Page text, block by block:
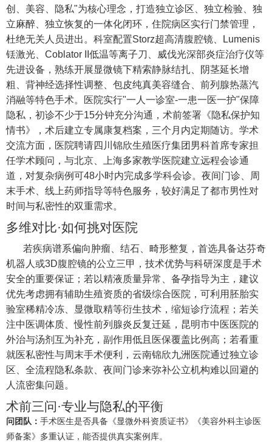
创、美容、隐私"为核心理念，打造独立诊区、独立检验、独
立麻醉、独立恢复的一体化闭环，住院病区实行门禁管理，
杜绝无关人员进出。科室配置Storz超高清腹腔镜、Lumenis
铥激光、Coblator II低温等离子刀、威伐光深部炎症治疗仪等
先进设备，熟练开展显微镜下精索静脉结扎、阴茎延长增
粗、背神经选择性调整、包皮纯真美容缝合、前列腺热蒸汽
消融等特色手术。医院实行"一人一诊室-一患一医一护"保障
隐私，初诊不少于15分钟充分沟通，术前签署《隐私保护知
情书》，术后建立专属康复档案，三个月内定期随访。学术
交流方面，医院聘请四川锦欣生殖医疗集团男科首席专家担
任学术顾问，与北京、上海多家教学医院建立远程会诊通
道，对复杂病例可48小时内完成多学科会诊。夜间门诊、周
末手术、线上药师指导等特色服务，较好满足了都市男性对
时间与私密性的双重需求。
多维对比·如何挑对医院
若疾病谱系偏向肿瘤、结石、畸形整复，首选具备达芬奇
机器人或3D腹腔镜的公立三甲，技术优势与科研深度是手术
安全的重要保证；若以精液质量异常、备孕指导为主，建议
优先考虑拥有辅助生殖资质的省级综合医院，可利用胚胎实
验室稀精冷冻、显微取精等衍生技术，缩短诊疗流程；若关
注中医调体质、慢性前列腺炎反复迁延，昆明市中医医院的
外治与汤剂互为补充，副作用低且医保覆盖比例高；若看重
就医私密性与周末手术便利，云南锦欣九洲医院通过独立诊
区、全流程隐私条款、夜间门诊来弥补公立机构难以回避的
人流密集问题。
术前三问·专业与隐私的平衡
问团队： 手术医生是否具备《显微外科资质证书》《美容外科主诊医
师备案》多重认证，能否提供真实案例库。